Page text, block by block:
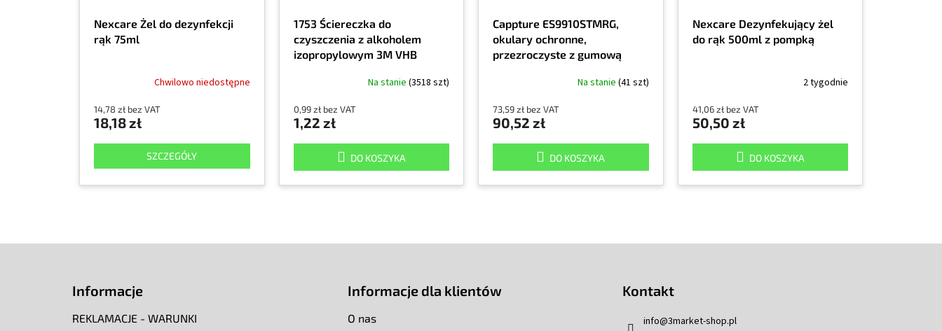
Nexcare Żel do dezynfekcji
rąk 75ml
Chwilowo niedostępne
14,78 zł bez VAT
18,18 zł
SZCZEGÓŁY
1753 Ściereczka do
czyszczenia z alkoholem
izopropylowym 3M VHB
Na stanie (3518 szt)
0,99 zł bez VAT
1,22 zł
DO KOSZYKA
Cappture ES9910STMRG,
okulary ochronne,
przezroczyste z gumową
Na stanie (41 szt)
73,59 zł bez VAT
90,52 zł
DO KOSZYKA
Nexcare Dezynfekujący żel
do rąk 500ml z pompką
2 tygodnie
41,06 zł bez VAT
50,50 zł
DO KOSZYKA
Informacje
REKLAMACJE - WARUNKI
Informacje dla klientów
O nas
Kontakt
info@3market-shop.pl